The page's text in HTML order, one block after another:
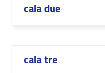
cala due
cala tre